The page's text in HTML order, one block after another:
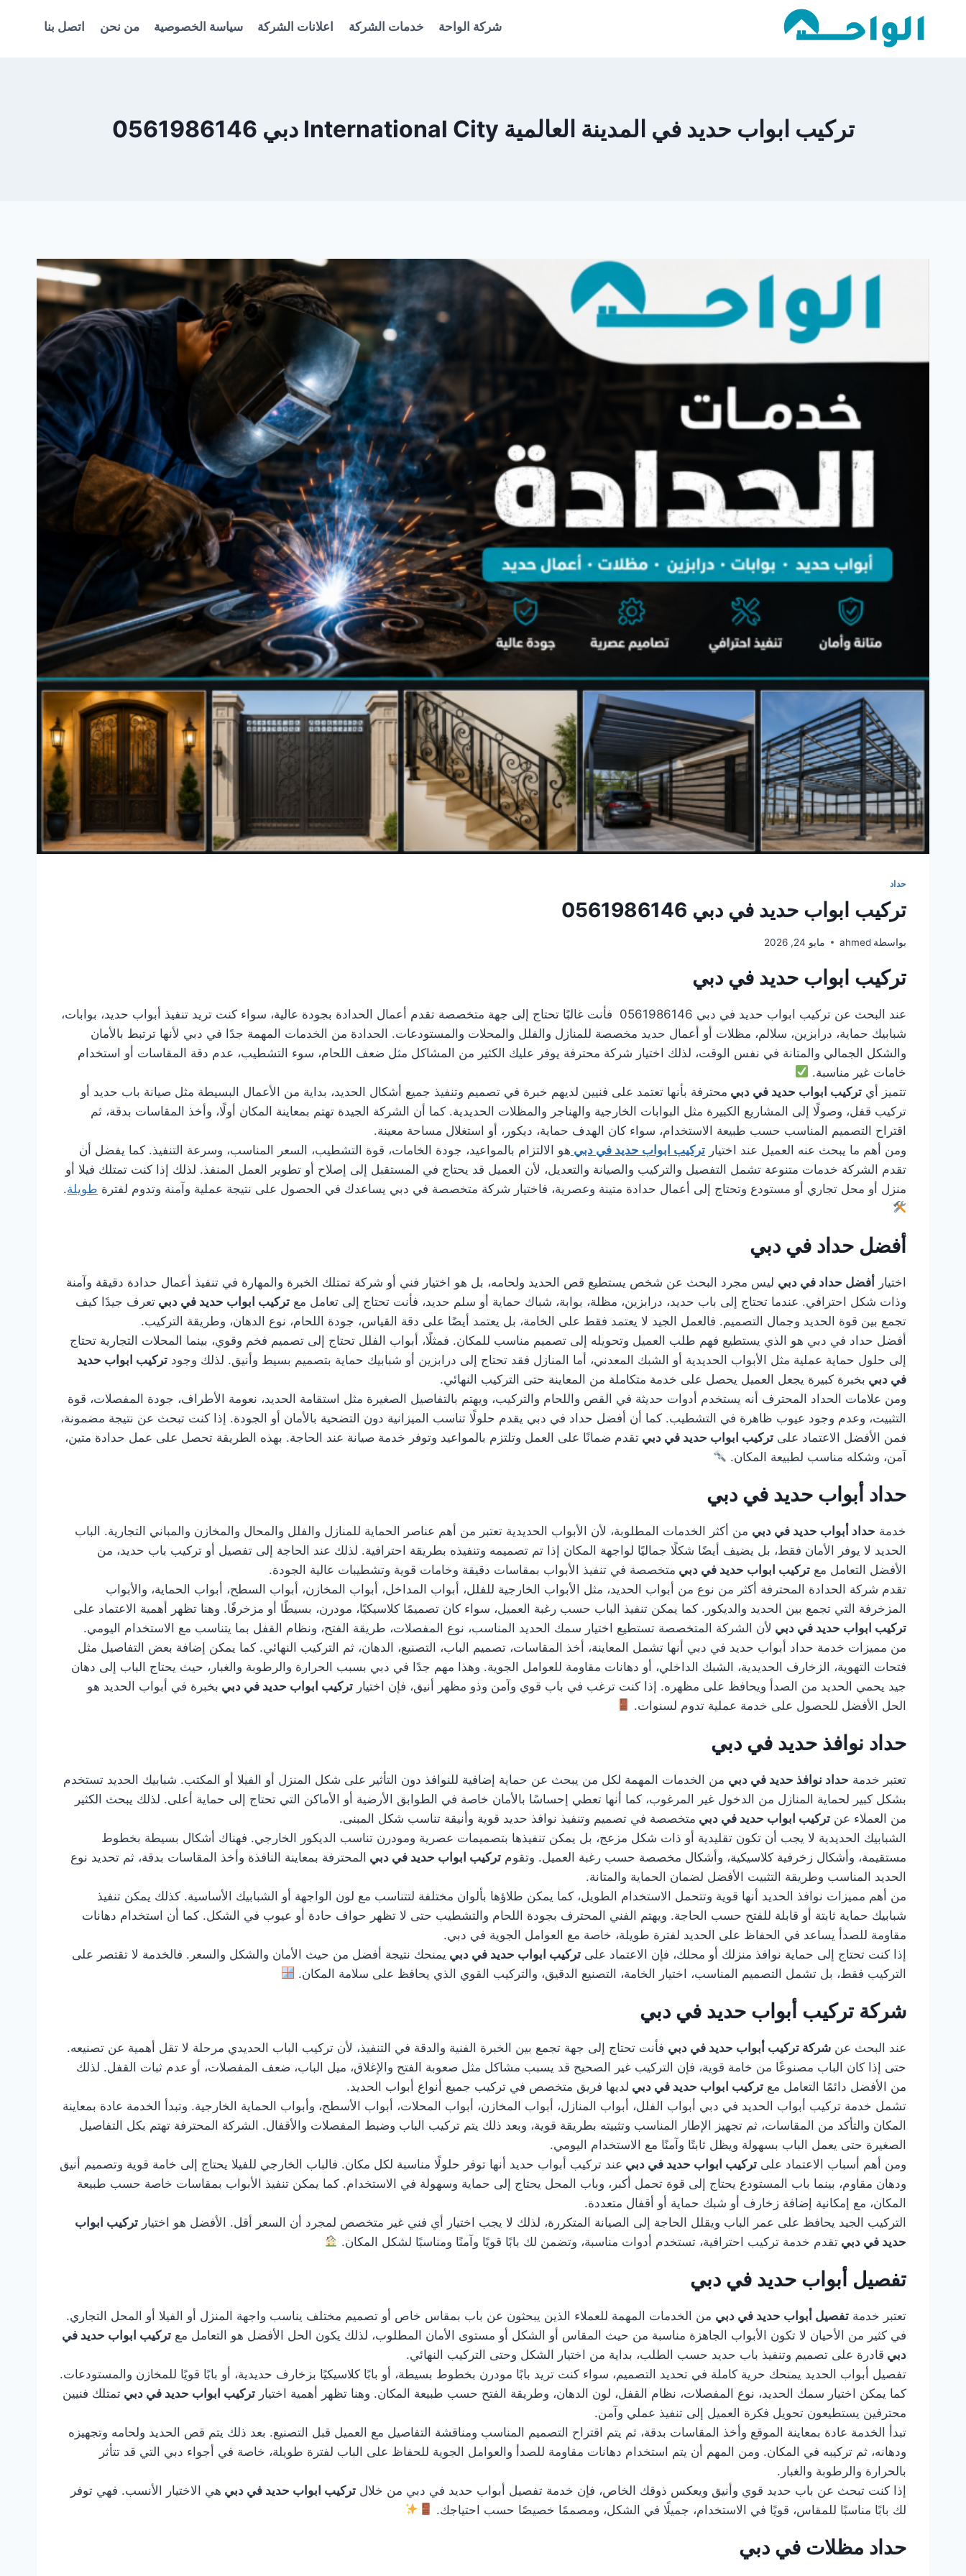
شركة الواحة خدمات الشركة اعلانات الشركة سياسة الخصوصية من نحن اتصل بنا
تركيب ابواب حديد في المدينة العالمية International City دبي 0561986146
حداد
تركيب ابواب حديد في دبي 0561986146
بواسطة ahmed مايو 24, 2026
تركيب ابواب حديد في دبي
عند البحث عن تركيب ابواب حديد في دبي 0561986146 فأنت غالبًا تحتاج إلى جهة متخصصة تقدم أعمال الحدادة بجودة عالية، سواء كنت تريد تنفيذ أبواب حديد، بوابات،
شبابيك حماية، درابزين، سلالم، مظلات أو أعمال حديد مخصصة للمنازل والفلل والمحلات والمستودعات. الحدادة من الخدمات المهمة جدًا في دبي لأنها ترتبط بالأمان
والشكل الجمالي والمتانة في نفس الوقت، لذلك اختيار شركة محترفة يوفر عليك الكثير من المشاكل مثل ضعف اللحام، سوء التشطيب، عدم دقة المقاسات أو استخدام
خامات غير مناسبة.
تتميز أي تركيب ابواب حديد في دبي محترفة بأنها تعتمد على فنيين لديهم خبرة في تصميم وتنفيذ جميع أشكال الحديد، بداية من الأعمال البسيطة مثل صيانة باب حديد أو
تركيب قفل، وصولًا إلى المشاريع الكبيرة مثل البوابات الخارجية والهناجر والمظلات الحديدية. كما أن الشركة الجيدة تهتم بمعاينة المكان أولًا، وأخذ المقاسات بدقة، ثم
اقتراح التصميم المناسب حسب طبيعة الاستخدام، سواء كان الهدف حماية، ديكور، أو استغلال مساحة معينة.
ومن أهم ما يبحث عنه العميل عند اختيار تركيب ابواب حديد في دبي هو الالتزام بالمواعيد، جودة الخامات، قوة التشطيب، السعر المناسب، وسرعة التنفيذ. كما يفضل أن
تقدم الشركة خدمات متنوعة تشمل التفصيل والتركيب والصيانة والتعديل، لأن العميل قد يحتاج في المستقبل إلى إصلاح أو تطوير العمل المنفذ. لذلك إذا كنت تمتلك فيلا أو
منزل أو محل تجاري أو مستودع وتحتاج إلى أعمال حدادة متينة وعصرية، فاختيار شركة متخصصة في دبي يساعدك في الحصول على نتيجة عملية وآمنة وتدوم لفترة طويلة.
أفضل حداد في دبي
اختيار أفضل حداد في دبي ليس مجرد البحث عن شخص يستطيع قص الحديد ولحامه، بل هو اختيار فني أو شركة تمتلك الخبرة والمهارة في تنفيذ أعمال حدادة دقيقة وآمنة
وذات شكل احترافي. عندما تحتاج إلى باب حديد، درابزين، مظلة، بوابة، شباك حماية أو سلم حديد، فأنت تحتاج إلى تعامل مع تركيب ابواب حديد في دبي تعرف جيدًا كيف
تجمع بين قوة الحديد وجمال التصميم. فالعمل الجيد لا يعتمد فقط على الخامة، بل يعتمد أيضًا على دقة القياس، جودة اللحام، نوع الدهان، وطريقة التركيب.
أفضل حداد في دبي هو الذي يستطيع فهم طلب العميل وتحويله إلى تصميم مناسب للمكان. فمثلًا، أبواب الفلل تحتاج إلى تصميم فخم وقوي، بينما المحلات التجارية تحتاج
إلى حلول حماية عملية مثل الأبواب الحديدية أو الشبك المعدني، أما المنازل فقد تحتاج إلى درابزين أو شبابيك حماية بتصميم بسيط وأنيق. لذلك وجود تركيب ابواب حديد
في دبي بخبرة كبيرة يجعل العميل يحصل على خدمة متكاملة من المعاينة حتى التركيب النهائي.
ومن علامات الحداد المحترف أنه يستخدم أدوات حديثة في القص واللحام والتركيب، ويهتم بالتفاصيل الصغيرة مثل استقامة الحديد، نعومة الأطراف، جودة المفصلات، قوة
التثبيت، وعدم وجود عيوب ظاهرة في التشطيب. كما أن أفضل حداد في دبي يقدم حلولًا تناسب الميزانية دون التضحية بالأمان أو الجودة. إذا كنت تبحث عن نتيجة مضمونة،
فمن الأفضل الاعتماد على تركيب ابواب حديد في دبي تقدم ضمانًا على العمل وتلتزم بالمواعيد وتوفر خدمة صيانة عند الحاجة. بهذه الطريقة تحصل على عمل حدادة متين،
آمن، وشكله مناسب لطبيعة المكان.
حداد أبواب حديد في دبي
خدمة حداد أبواب حديد في دبي من أكثر الخدمات المطلوبة، لأن الأبواب الحديدية تعتبر من أهم عناصر الحماية للمنازل والفلل والمحال والمخازن والمباني التجارية. الباب
الحديد لا يوفر الأمان فقط، بل يضيف أيضًا شكلًا جماليًا لواجهة المكان إذا تم تصميمه وتنفيذه بطريقة احترافية. لذلك عند الحاجة إلى تفصيل أو تركيب باب حديد، من
الأفضل التعامل مع تركيب ابواب حديد في دبي متخصصة في تنفيذ الأبواب بمقاسات دقيقة وخامات قوية وتشطيبات عالية الجودة.
تقدم شركة الحدادة المحترفة أكثر من نوع من أبواب الحديد، مثل الأبواب الخارجية للفلل، أبواب المداخل، أبواب المخازن، أبواب السطح، أبواب الحماية، والأبواب
المزخرفة التي تجمع بين الحديد والديكور. كما يمكن تنفيذ الباب حسب رغبة العميل، سواء كان تصميمًا كلاسيكيًا، مودرن، بسيطًا أو مزخرفًا. وهنا تظهر أهمية الاعتماد على
تركيب ابواب حديد في دبي لأن الشركة المتخصصة تستطيع اختيار سمك الحديد المناسب، نوع المفصلات، طريقة الفتح، ونظام القفل بما يتناسب مع الاستخدام اليومي.
من مميزات خدمة حداد أبواب حديد في دبي أنها تشمل المعاينة، أخذ المقاسات، تصميم الباب، التصنيع، الدهان، ثم التركيب النهائي. كما يمكن إضافة بعض التفاصيل مثل
فتحات التهوية، الزخارف الحديدية، الشبك الداخلي، أو دهانات مقاومة للعوامل الجوية. وهذا مهم جدًا في دبي بسبب الحرارة والرطوبة والغبار، حيث يحتاج الباب إلى دهان
جيد يحمي الحديد من الصدأ ويحافظ على مظهره. إذا كنت ترغب في باب قوي وآمن وذو مظهر أنيق، فإن اختيار تركيب ابواب حديد في دبي بخبرة في أبواب الحديد هو
الحل الأفضل للحصول على خدمة عملية تدوم لسنوات.
حداد نوافذ حديد في دبي
تعتبر خدمة حداد نوافذ حديد في دبي من الخدمات المهمة لكل من يبحث عن حماية إضافية للنوافذ دون التأثير على شكل المنزل أو الفيلا أو المكتب. شبابيك الحديد تستخدم
بشكل كبير لحماية المنازل من الدخول غير المرغوب، كما أنها تعطي إحساسًا بالأمان خاصة في الطوابق الأرضية أو الأماكن التي تحتاج إلى حماية أعلى. لذلك يبحث الكثير
من العملاء عن تركيب ابواب حديد في دبي متخصصة في تصميم وتنفيذ نوافذ حديد قوية وأنيقة تناسب شكل المبنى.
الشبابيك الحديدية لا يجب أن تكون تقليدية أو ذات شكل مزعج، بل يمكن تنفيذها بتصميمات عصرية ومودرن تناسب الديكور الخارجي. فهناك أشكال بسيطة بخطوط
مستقيمة، وأشكال زخرفية كلاسيكية، وأشكال مخصصة حسب رغبة العميل. وتقوم تركيب ابواب حديد في دبي المحترفة بمعاينة النافذة وأخذ المقاسات بدقة، ثم تحديد نوع
الحديد المناسب وطريقة التثبيت الأفضل لضمان الحماية والمتانة.
من أهم مميزات نوافذ الحديد أنها قوية وتتحمل الاستخدام الطويل، كما يمكن طلاؤها بألوان مختلفة لتتناسب مع لون الواجهة أو الشبابيك الأساسية. كذلك يمكن تنفيذ
شبابيك حماية ثابتة أو قابلة للفتح حسب الحاجة. ويهتم الفني المحترف بجودة اللحام والتشطيب حتى لا تظهر حواف حادة أو عيوب في الشكل. كما أن استخدام دهانات
مقاومة للصدأ يساعد في الحفاظ على الحديد لفترة طويلة، خاصة مع العوامل الجوية في دبي.
إذا كنت تحتاج إلى حماية نوافذ منزلك أو محلك، فإن الاعتماد على تركيب ابواب حديد في دبي يمنحك نتيجة أفضل من حيث الأمان والشكل والسعر. فالخدمة لا تقتصر على
التركيب فقط، بل تشمل التصميم المناسب، اختيار الخامة، التصنيع الدقيق، والتركيب القوي الذي يحافظ على سلامة المكان.
شركة تركيب أبواب حديد في دبي
عند البحث عن شركة تركيب أبواب حديد في دبي فأنت تحتاج إلى جهة تجمع بين الخبرة الفنية والدقة في التنفيذ، لأن تركيب الباب الحديدي مرحلة لا تقل أهمية عن تصنيعه.
حتى إذا كان الباب مصنوعًا من خامة قوية، فإن التركيب غير الصحيح قد يسبب مشاكل مثل صعوبة الفتح والإغلاق، ميل الباب، ضعف المفصلات، أو عدم ثبات القفل. لذلك
من الأفضل دائمًا التعامل مع تركيب ابواب حديد في دبي لديها فريق متخصص في تركيب جميع أنواع أبواب الحديد.
تشمل خدمة تركيب أبواب الحديد في دبي أبواب الفلل، أبواب المنازل، أبواب المخازن، أبواب المحلات، أبواب الأسطح، وأبواب الحماية الخارجية. وتبدأ الخدمة عادة بمعاينة
المكان والتأكد من المقاسات، ثم تجهيز الإطار المناسب وتثبيته بطريقة قوية، وبعد ذلك يتم تركيب الباب وضبط المفصلات والأقفال. الشركة المحترفة تهتم بكل التفاصيل
الصغيرة حتى يعمل الباب بسهولة ويظل ثابتًا وآمنًا مع الاستخدام اليومي.
ومن أهم أسباب الاعتماد على تركيب ابواب حديد في دبي عند تركيب أبواب حديد أنها توفر حلولًا مناسبة لكل مكان. فالباب الخارجي للفيلا يحتاج إلى خامة قوية وتصميم أنيق
ودهان مقاوم، بينما باب المستودع يحتاج إلى قوة تحمل أكبر، وباب المحل يحتاج إلى حماية وسهولة في الاستخدام. كما يمكن تنفيذ الأبواب بمقاسات خاصة حسب طبيعة
المكان، مع إمكانية إضافة زخارف أو شبك حماية أو أقفال متعددة.
التركيب الجيد يحافظ على عمر الباب ويقلل الحاجة إلى الصيانة المتكررة، لذلك لا يجب اختيار أي فني غير متخصص لمجرد أن السعر أقل. الأفضل هو اختيار تركيب ابواب
حديد في دبي تقدم خدمة تركيب احترافية، تستخدم أدوات مناسبة، وتضمن لك بابًا قويًا وآمنًا ومناسبًا لشكل المكان.
تفصيل أبواب حديد في دبي
تعتبر خدمة تفصيل أبواب حديد في دبي من الخدمات المهمة للعملاء الذين يبحثون عن باب بمقاس خاص أو تصميم مختلف يناسب واجهة المنزل أو الفيلا أو المحل التجاري.
في كثير من الأحيان لا تكون الأبواب الجاهزة مناسبة من حيث المقاس أو الشكل أو مستوى الأمان المطلوب، لذلك يكون الحل الأفضل هو التعامل مع تركيب ابواب حديد في
دبي قادرة على تصميم وتنفيذ باب حديد حسب الطلب، بداية من اختيار الشكل وحتى التركيب النهائي.
تفصيل أبواب الحديد يمنحك حرية كاملة في تحديد التصميم، سواء كنت تريد بابًا مودرن بخطوط بسيطة، أو بابًا كلاسيكيًا بزخارف حديدية، أو بابًا قويًا للمخازن والمستودعات.
كما يمكن اختيار سمك الحديد، نوع المفصلات، نظام القفل، لون الدهان، وطريقة الفتح حسب طبيعة المكان. وهنا تظهر أهمية اختيار تركيب ابواب حديد في دبي تمتلك فنيين
محترفين يستطيعون تحويل فكرة العميل إلى تنفيذ عملي وآمن.
تبدأ الخدمة عادة بمعاينة الموقع وأخذ المقاسات بدقة، ثم يتم اقتراح التصميم المناسب ومناقشة التفاصيل مع العميل قبل التصنيع. بعد ذلك يتم قص الحديد ولحامه وتجهيزه
ودهانه، ثم تركيبه في المكان. ومن المهم أن يتم استخدام دهانات مقاومة للصدأ والعوامل الجوية للحفاظ على الباب لفترة طويلة، خاصة في أجواء دبي التي قد تتأثر
بالحرارة والرطوبة والغبار.
إذا كنت تبحث عن باب حديد قوي وأنيق ويعكس ذوقك الخاص، فإن خدمة تفصيل أبواب حديد في دبي من خلال تركيب ابواب حديد في دبي هي الاختيار الأنسب. فهي توفر
لك بابًا مناسبًا للمقاس، قويًا في الاستخدام، جميلًا في الشكل، ومصممًا خصيصًا حسب احتياجك.
حداد مظلات في دبي